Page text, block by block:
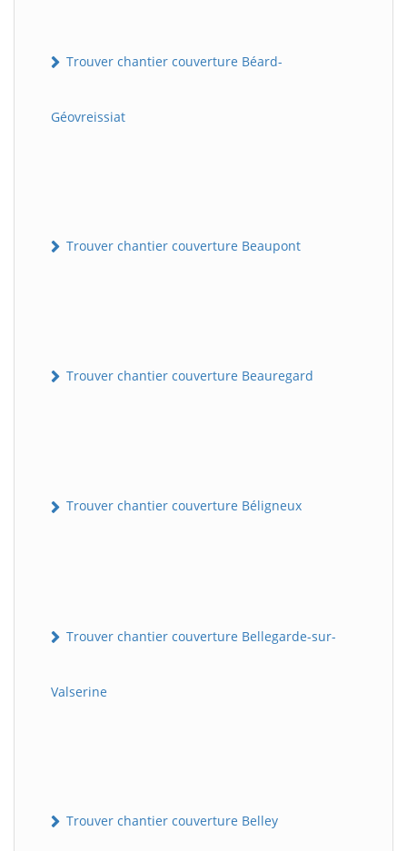
Trouver chantier couverture Béard-
Géovreissiat
Trouver chantier couverture Beaupont
Trouver chantier couverture Beauregard
Trouver chantier couverture Béligneux
Trouver chantier couverture Bellegarde-sur-
Valserine
Trouver chantier couverture Belley